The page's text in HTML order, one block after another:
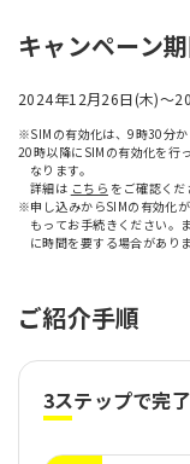
キャンペーン
2024年12月26日(木)～
※SIMの有効化は、9時30分か
20時以降にSIMの有効化を行
なります。
詳細は こちら をご確認くだ
※申し込みからSIMの有効化
もってお手続きください。
に時間を要する場合があり
ご紹介手順
3ステップで完